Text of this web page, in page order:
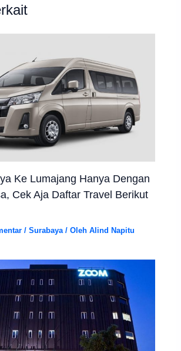
Ke Lumajang Hanya Dengan
Cek Aja Daftar Travel Berikut
/Surabaya / OlehAlind Napitu